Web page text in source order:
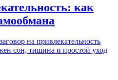
как
на привлекательность
сон, тишина и простой уход